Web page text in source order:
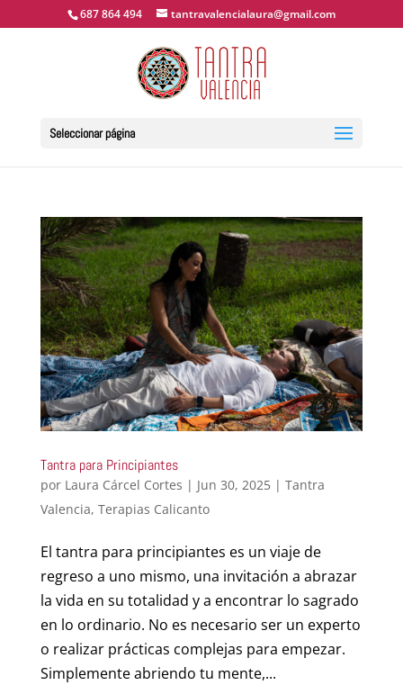
687 864 494 tantravalencialaura@gmail.com
Seleccionar página
Tantra para Principiantes
por Laura Cárcel Cortes | Jun 30, 2025| Tantra
Valencia, Terapias Calicanto
El tantra para principiantes es un viaje de
regreso a uno mismo, una invitación a abrazar
la vida en su totalidad y a encontrar lo sagrado
en lo ordinario. No es necesario ser un experto
o realizar prácticas complejas para empezar.
Simplemente abriendo tu mente,...